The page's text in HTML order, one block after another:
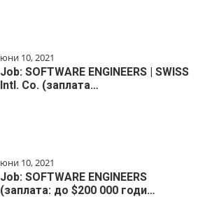
юни 10, 2021
Job: SOFTWARE ENGINEERS | SWISS
Intl. Co. (заплата…
юни 10, 2021
Job: SOFTWARE ENGINEERS
(заплата: до $200 000 годи…